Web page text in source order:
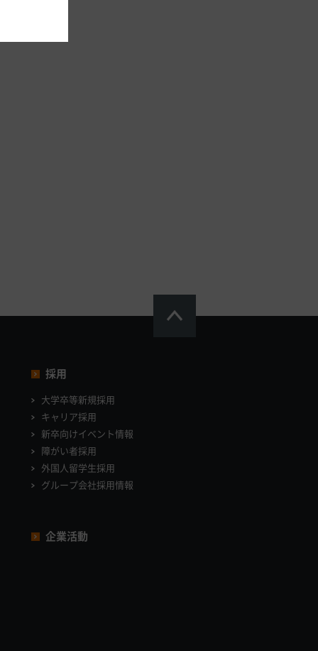
採用
大学卒等新規採用
キャリア採用
新卒向けイベント情報
障がい者採用
外国人留学生採用
グループ会社採用情報
企業活動